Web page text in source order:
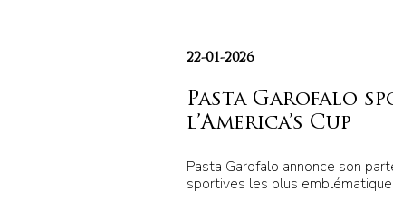
22-01-2026
Pasta Garofalo
l’America’s Cup
Pasta Garofalo annonce son
sportives les plus